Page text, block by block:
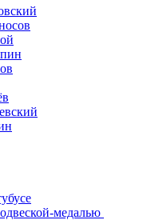
медалью